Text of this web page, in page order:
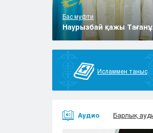
Бас муфти
Наурызбай қажы
Исламмен таныс
Аудио Барлық